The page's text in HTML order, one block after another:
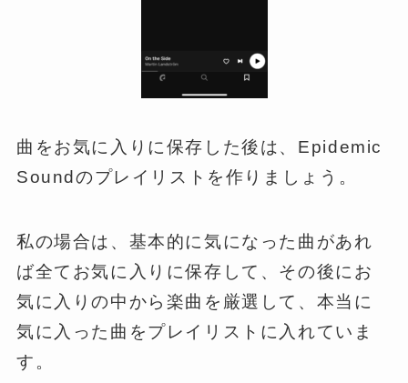
曲をお気に入りに保存した後は、Epidemic
Soundのプレイリストを作りましょう。
私の場合は、基本的に気になった曲があれ
ば全てお気に入りに保存して、その後にお
気に入りの中から楽曲を厳選して、本当に
気に入った曲をプレイリストに入れていま
す。